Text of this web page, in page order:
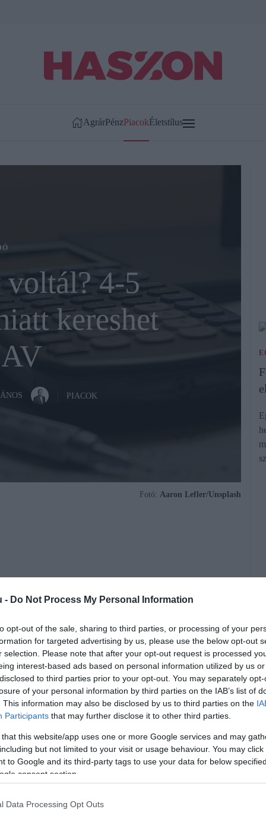
- Do Not Process My Personal Information
opt-out of the sale, sharing to third parties, or processing of your
for targeted advertising by us, please use the below opt-out
selection. Please note that after your opt-out request is processed
interest-based ads based on personal information utilized by us
to third parties prior to your opt-out. You may separately
of your personal information by third parties on the IAB’s list of
This information may also be disclosed by us to third parties on the
Participants that may further disclose it to other third parties.
that this website/app uses one or more Google services and may
but not limited to your visit or usage behaviour. You may
to Google and its third-party tags to use your data for below
consent section.
Data Processing Opt Outs
AgrárPénzPiacokÉletstílus
voltál? 4-5
kereshet
PIACOK
Fotó: Aaron Lefler/Unsplash
akiknek valami hiányzik a korábbi
bevallásaiból.
forrásként a Google Keresőben!
A